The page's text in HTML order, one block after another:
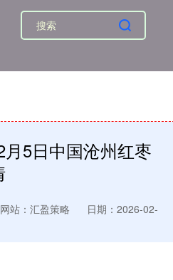
5日中国沧州红枣
网站：汇盈策略
日期：2026-02-